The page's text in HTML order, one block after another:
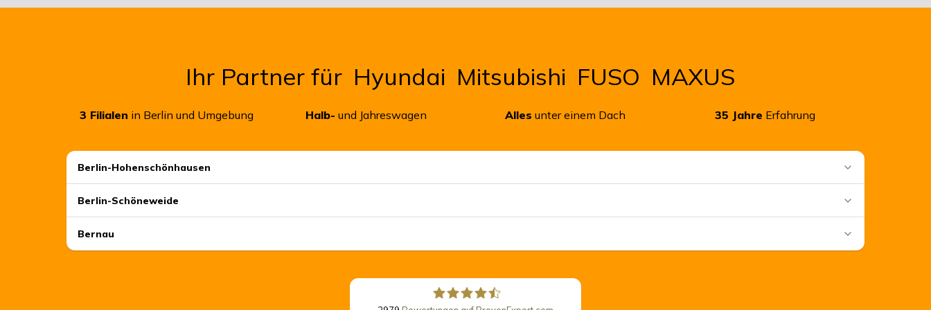
Ihr Partner für Hyundai Mitsubishi FUSO MAXUS
3 Filialen in Berlin und Umgebung Halb- und Jahreswagen Alles unter einem Dach 35 Jahre Erfahrung
Berlin-Hohenschönhausen
Berlin-Schöneweide
Bernau